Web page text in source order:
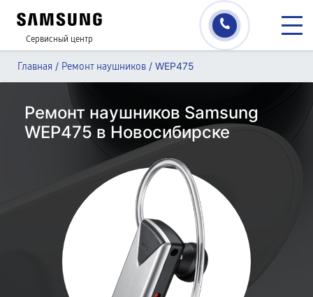
Сервисный центр
Главная / Ремонт наушников / WEP475
Ремонт наушников Samsung
WEP475 в Новосибирске